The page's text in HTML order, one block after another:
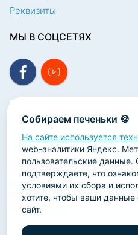
Собираем печеньки 🍪
На сайте используется
web-аналитики Яндекс.
пользовательские данные.
подтверждаете, что
условиями их сбора и
хотите, чтобы ваши
сайт.
Реквизиты
МЫ В СОЦСЕТЯХ
ПОДПИСКА НА
2026 ООО «Научно-
«ОРТОДЕНТ»